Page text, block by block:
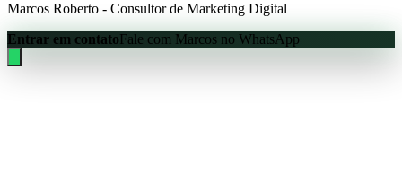
Marcos Roberto - Consultor de Marketing Digital
Entrar em contatoFale com Marcos no WhatsApp